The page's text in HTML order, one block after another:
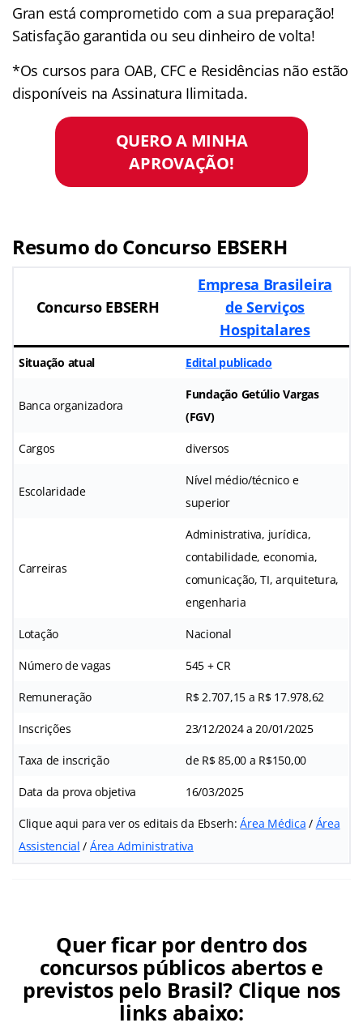
Gran está comprometido com a sua preparação!
Satisfação garantida ou seu dinheiro de volta!
*Os cursos para OAB, CFC e Residências não estão
disponíveis na Assinatura Ilimitada.
QUERO A MINHA
APROVAÇÃO!
Resumo do Concurso EBSERH
Concurso EBSERH
Empresa Brasileira
de Serviços
Hospitalares
Situação atual Edital publicado
Banca organizadora
Fundação Getúlio Vargas
(FGV)
Cargos diversos
Escolaridade
Nível médio/técnico e
superior
Carreiras
Administrativa, jurídica,
contabilidade, economia,
comunicação, TI, arquitetura,
engenharia
Lotação Nacional
Número de vagas 545 + CR
Remuneração R$ 2.707,15 a R$ 17.978,62
Inscrições 23/12/2024 a 20/01/2025
Taxa de inscrição de R$ 85,00 a R$150,00
Data da prova objetiva 16/03/2025
Clique aqui para ver os editais da Ebserh:Área Médica / Área
Assistencial / Área Administrativa
Quer ficar por dentro dos
concursos públicos abertos e
previstos pelo Brasil? Clique nos
links abaixo: